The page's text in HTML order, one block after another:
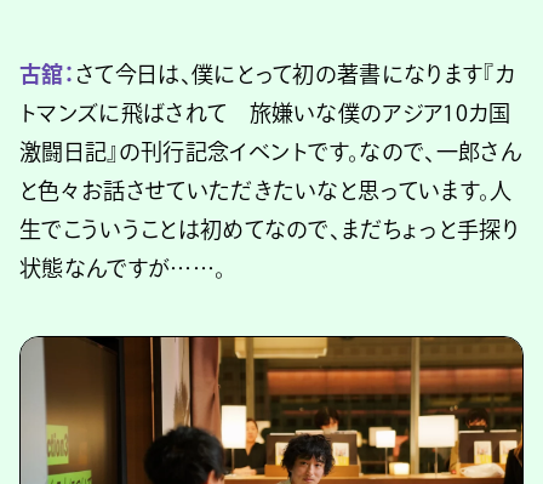
古舘： さて今日は、僕にとって初の著書になります『カ
トマンズに飛ばされて 旅嫌いな僕のアジア10カ国
激闘日記』の刊行記念イベントです。なので、一郎さん
と色々お話させていただきたいなと思っています。人
生でこういうことは初めてなので、まだちょっと手探り
状態なんですが……。